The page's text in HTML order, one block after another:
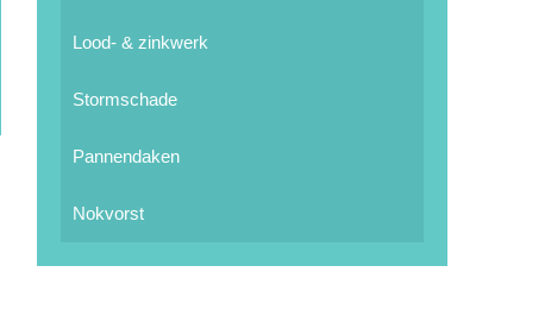
Lood- & zinkwerk
Stormschade
Pannendaken
Nokvorst